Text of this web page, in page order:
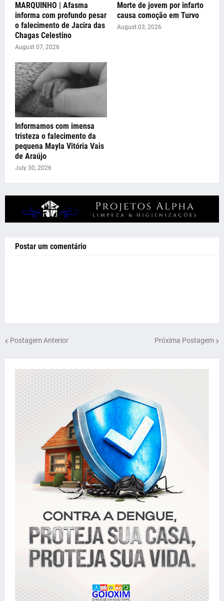
MARQUINHO | Afasma
informa com profundo pesar
o falecimento de Jacira das
Chagas Celestino
August 07, 2026
Morte de jovem por infarto
causa comoção em Turvo
August 03, 2026
Informamos com imensa
tristeza o falecimento da
pequena Mayla Vitória Vais
de Araújo
July 30, 2026
Postar um comentário
Postagem Anterior Próxima Postagem